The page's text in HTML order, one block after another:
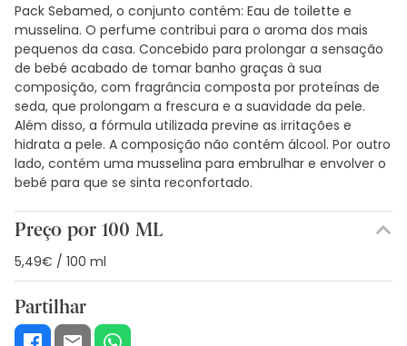
Pack Sebamed, o conjunto contém: Eau de toilette e
musselina. O perfume contribui para o aroma dos mais
pequenos da casa. Concebido para prolongar a sensação
de bebé acabado de tomar banho graças à sua
composição, com fragrância composta por proteínas de
seda, que prolongam a frescura e a suavidade da pele.
Além disso, a fórmula utilizada previne as irritações e
hidrata a pele. A composição não contém álcool. Por outro
lado, contém uma musselina para embrulhar e envolver o
bebé para que se sinta reconfortado.
Preço por 100 ML
5,49€ / 100 ml
Partilhar